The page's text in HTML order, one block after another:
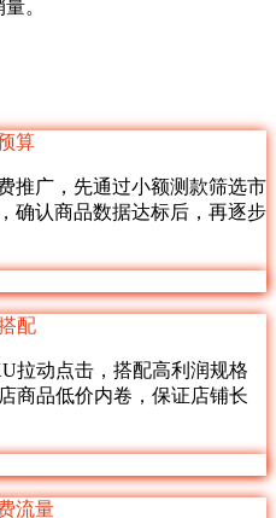
。
算
推广，先通过小额测款筛选市
确认商品数据达标后，再逐步
配
拉动点击，搭配高利润规格
商品低价内卷，保证店铺长
流量